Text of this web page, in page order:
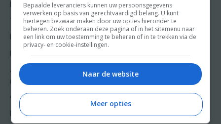
Nagerecht
Tussengerecht
Lunch recepten
Bakrecepten
Aziatische en Oosterse
recepten
Chinese recepten
Franse recepten
Kooktips
Win
Bepaalde leveranciers kunnen uw persoonsgegevens
verwerken op basis van gerechtvaardigd belang. U kunt
hiertegen bezwaar maken door uw opties hieronder te
beheren. Zoek onderaan deze pagina of in het sitemenu naar
een link om uw toestemming te beheren of in te trekken via de
privacy- en cookie-instellingen.
Naar de website
Meer opties